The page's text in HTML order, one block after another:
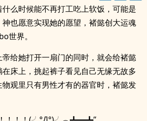
么时候能不再打工吃上软饭，可能是
也愿意实现她的愿望，褚懿创大运魂
世界。
给她打开一扇门的同时，就会给褚懿
床上，挑起裤子看见自己无缘无故多
观里只有男性才有的器官时，褚懿发